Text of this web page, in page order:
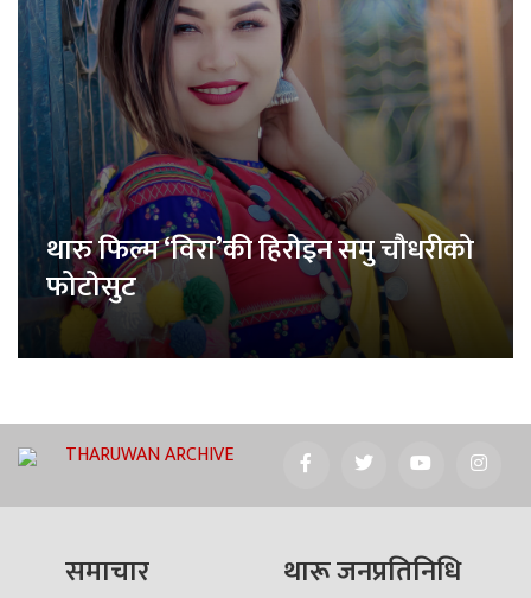
थारु फिल्म ‘विरा’की हिरोइन समु चौधरीको
फोटोसुट
THARUWAN ARCHIVE
समाचार थारू जनप्रतिनिधि